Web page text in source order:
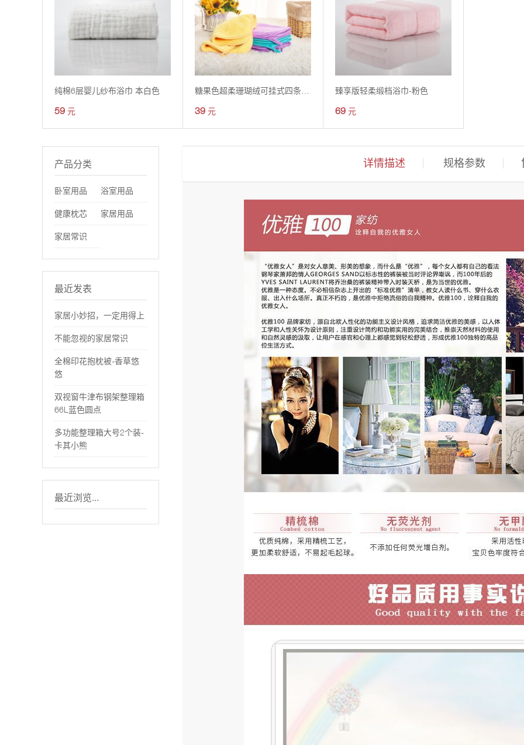
纯棉6层婴儿纱布浴巾 本白色
59 元 39 元
臻享版轻柔缎档浴巾-粉色
69 元
产品分类
卧室用品 浴室用品
健康枕芯 家居用品
家居常识
最近发表
家居小妙招，一定用得上
不能忽视的家居常识
全棉印花抱枕被-香草悠
悠
双视窗牛津布钢架整理箱
66L蓝色圆点
多功能整理箱大号2个装-
卡其小熊
最近浏览...
详情描述 规格参数